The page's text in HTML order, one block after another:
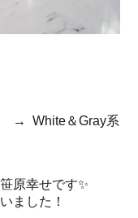
→ White＆Gray系
原幸せです✨
ました！